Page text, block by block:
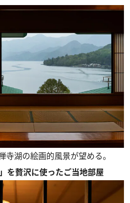
寺湖の絵画的風景が望める。
を贅沢に使ったご当地部屋